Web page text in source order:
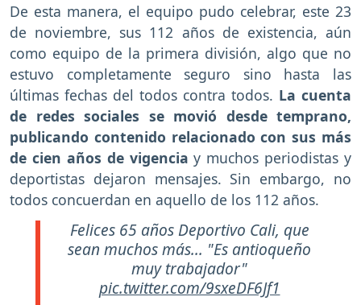
De esta manera, el equipo pudo celebrar, este 23
de noviembre, sus 112 años de existencia, aún
como equipo de la primera división, algo que no
estuvo completamente seguro sino hasta las
últimas fechas del todos contra todos. La cuenta
de redes sociales se movió desde temprano,
publicando contenido relacionado con sus más
de cien años de vigencia y muchos periodistas y
deportistas dejaron mensajes. Sin embargo, no
todos concuerdan en aquello de los 112 años.
Felices 65 años Deportivo Cali, que
sean muchos más... "Es antioqueño
muy trabajador"
pic.twitter.com/9sxeDF6Jf1